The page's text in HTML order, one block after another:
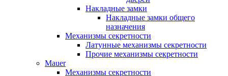
Накладные замки
Накладные замки общего
назначения
Механизмы секретности
Латунные механизмы секретности
Прочие механизмы секретности
Mauer
Механизмы секретности